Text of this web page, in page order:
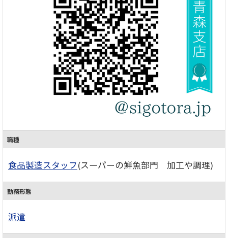
職種
食品製造スタッフ(スーパーの鮮魚部門 加工や調理)
勤務形態
派遣